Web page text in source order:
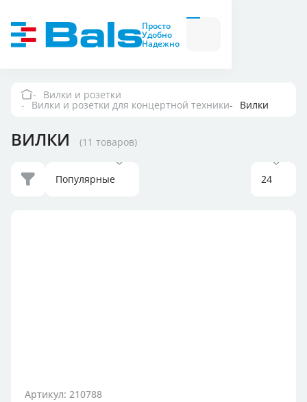
Просто
Удобно
Надежно
Вилки
и
розетки
модули
Вилки и розетки
Компания
Документация
Где купить
Вилки и розетки
Вилки и розетки для концертной техники Вилки
ВИЛКИ (11 товаров)
Популярные 24
Артикул: 210788